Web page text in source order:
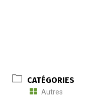
CATÉGORIES
Autres